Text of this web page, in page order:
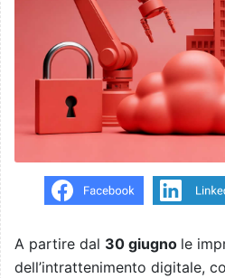
A partire dal 30 giugno le
dell’intrattenimento digitale,